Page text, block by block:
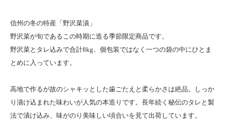
信州の冬の特産「野沢菜漬」
野沢菜が旬であるこの時期に造る季節限定商品です。
野沢菜とタレ込みで合計8kg、個包装ではなく一つの袋の中にひとま
とめに入っています。
高地で作るが故のシャキッとした歯ごたえと柔らかさは絶品。しっか
り漬け込まれた味わいが人気の本造りです。長年続く秘伝のタレと製
法で漬け込み、味がのり美味しい頃合いを見て出荷しています。